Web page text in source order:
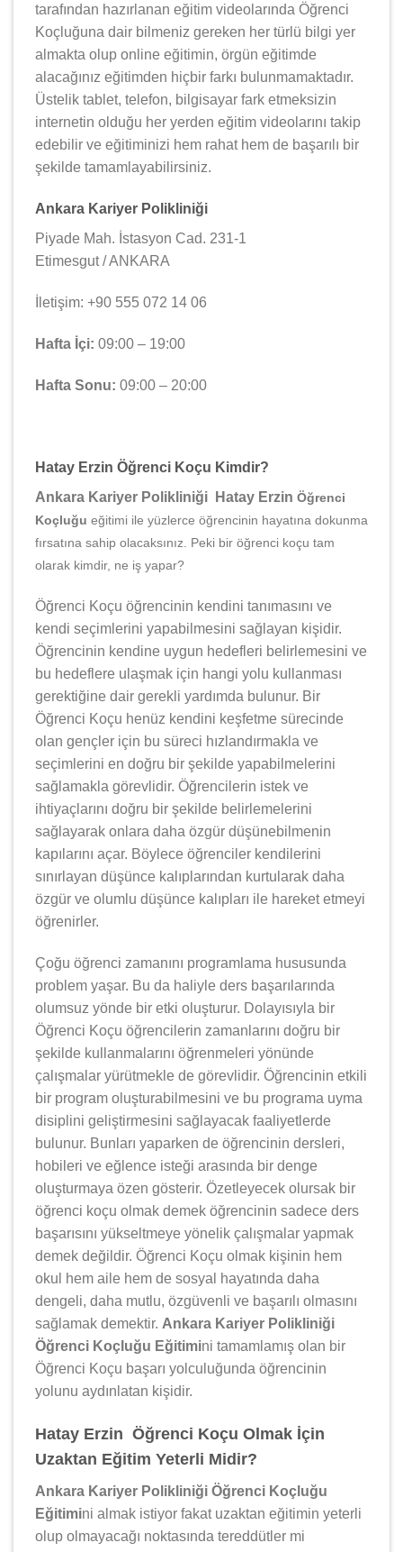
tarafından hazırlanan eğitim videolarında Öğrenci
Koçluğuna dair bilmeniz gereken her türlü bilgi yer
almakta olup online eğitimin, örgün eğitimde
alacağınız eğitimden hiçbir farkı bulunmamaktadır.
Üstelik tablet, telefon, bilgisayar fark etmeksizin
internetin olduğu her yerden eğitim videolarını takip
edebilir ve eğitiminizi hem rahat hem de başarılı bir
şekilde tamamlayabilirsiniz.
Ankara Kariyer Polikliniği
Piyade Mah. İstasyon Cad. 231-1
Etimesgut / ANKARA
İletişim: +90 555 072 14 06
Hafta İçi: 09:00 – 19:00
Hafta Sonu: 09:00 – 20:00
Hatay Erzin Öğrenci Koçu Kimdir?
Ankara Kariyer Polikliniği Hatay Erzin Öğrenci
Koçluğu eğitimi ile yüzlerce öğrencinin hayatına dokunma
fırsatına sahip olacaksınız. Peki bir öğrenci koçu tam
olarak kimdir, ne iş yapar?
Öğrenci Koçu öğrencinin kendini tanımasını ve
kendi seçimlerini yapabilmesini sağlayan kişidir.
Öğrencinin kendine uygun hedefleri belirlemesini ve
bu hedeflere ulaşmak için hangi yolu kullanması
gerektiğine dair gerekli yardımda bulunur. Bir
Öğrenci Koçu henüz kendini keşfetme sürecinde
olan gençler için bu süreci hızlandırmakla ve
seçimlerini en doğru bir şekilde yapabilmelerini
sağlamakla görevlidir. Öğrencilerin istek ve
ihtiyaçlarını doğru bir şekilde belirlemelerini
sağlayarak onlara daha özgür düşünebilmenin
kapılarını açar. Böylece öğrenciler kendilerini
sınırlayan düşünce kalıplarından kurtularak daha
özgür ve olumlu düşünce kalıpları ile hareket etmeyi
öğrenirler.
Çoğu öğrenci zamanını programlama hususunda
problem yaşar. Bu da haliyle ders başarılarında
olumsuz yönde bir etki oluşturur. Dolayısıyla bir
Öğrenci Koçu öğrencilerin zamanlarını doğru bir
şekilde kullanmalarını öğrenmeleri yönünde
çalışmalar yürütmekle de görevlidir. Öğrencinin etkili
bir program oluşturabilmesini ve bu programa uyma
disiplini geliştirmesini sağlayacak faaliyetlerde
bulunur. Bunları yaparken de öğrencinin dersleri,
hobileri ve eğlence isteği arasında bir denge
oluşturmaya özen gösterir. Özetleyecek olursak bir
öğrenci koçu olmak demek öğrencinin sadece ders
başarısını yükseltmeye yönelik çalışmalar yapmak
demek değildir. Öğrenci Koçu olmak kişinin hem
okul hem aile hem de sosyal hayatında daha
dengeli, daha mutlu, özgüvenli ve başarılı olmasını
sağlamak demektir. Ankara Kariyer Polikliniği
Öğrenci Koçluğu Eğitimini tamamlamış olan bir
Öğrenci Koçu başarı yolculuğunda öğrencinin
yolunu aydınlatan kişidir.
Hatay Erzin Öğrenci Koçu Olmak İçin
Uzaktan Eğitim Yeterli Midir?
Ankara Kariyer Polikliniği Öğrenci Koçluğu
Eğitimini almak istiyor fakat uzaktan eğitimin yeterli
olup olmayacağı noktasında tereddütler mi